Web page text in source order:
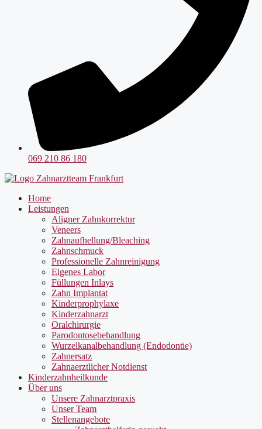
069 210 86 180
Home
Leistungen
Aligner Zahnkorrektur
Veneers
Zahnaufhellung/Bleaching
Zahnschmuck
Professionelle Zahnreinigung
Eigenes Labor
Füllungen Inlays
Zahn Implantat
Kinderprophylaxe
Kinderzahnarzt
Oralchirurgie
Parodontosebehandlung
Wurzelkanalbehandlung (Endodontie)
Zahnersatz
Zahnaerztlicher Notdienst
Kinderzahnheilkunde
Über uns
Unsere Zahnarztpraxis
Unser Team
Stellenangebote